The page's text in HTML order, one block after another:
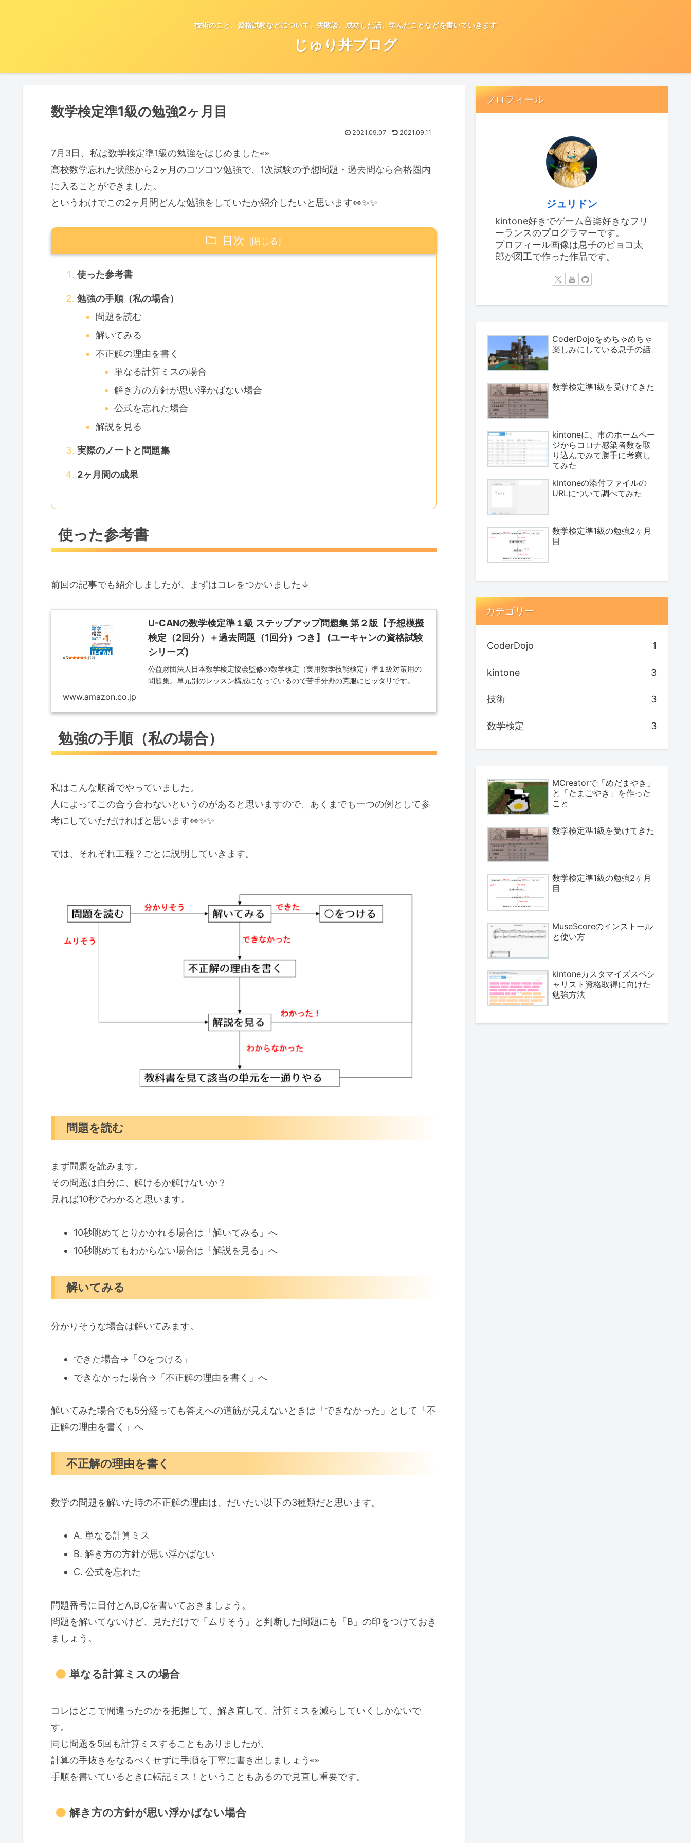
技術のこと、資格試験などについて、失敗談、成功した話、学んだことなどを書いていきます
じゅり丼ブログ
数学検定準1級の勉強2ヶ月目
2021.09.07 2021.09.11
7月3日、私は数学検定準1級の勉強をはじめました👀
高校数学忘れた状態から2ヶ月のコツコツ勉強で、1次試験の予想問題・過去問なら合格圏内
に入ることができました。
というわけでこの2ヶ月間どんな勉強をしていたか紹介したいと思います👀✨✨
目次
使った参考書
勉強の手順（私の場合）
問題を読む
解いてみる
不正解の理由を書く
単なる計算ミスの場合
解き方の方針が思い浮かばない場合
公式を忘れた場合
解説を見る
実際のノートと問題集
2ヶ月間の成果
使った参考書
前回の記事でも紹介しましたが、まずはコレをつかいました↓
U-CANの数学検定準１級 ステップアップ問題集 第２版【予想模擬
検定（2回分）＋過去問題（1回分）つき】 (ユーキャンの資格試験
シリーズ)
公益財団法人日本数学検定協会監修の数学検定（実用数学技能検定）準１級対策用の
問題集。単元別のレッスン構成になっているので苦手分野の克服にピッタリです。
www.amazon.co.jp
勉強の手順（私の場合）
私はこんな順番でやっていました。
人によってこの合う合わないというのがあると思いますので、あくまでも一つの例として参
考にしていただければと思います👀✨✨
では、それぞれ工程？ごとに説明していきます。
問題を読む
まず問題を読みます。
その問題は自分に、解けるか解けないか？
見れば10秒でわかると思います。
10秒眺めてとりかかれる場合は「解いてみる」へ
10秒眺めてもわからない場合は「解説を見る」へ
解いてみる
分かりそうな場合は解いてみます。
できた場合→「○をつける」
できなかった場合→「不正解の理由を書く」へ
解いてみた場合でも5分経っても答えへの道筋が見えないときは「できなかった」として「不
正解の理由を書く」へ
不正解の理由を書く
数学の問題を解いた時の不正解の理由は、だいたい以下の3種類だと思います。
A. 単なる計算ミス
B. 解き方の方針が思い浮かばない
C. 公式を忘れた
問題番号に日付とA,B,Cを書いておきましょう。
問題を解いてないけど、見ただけで「ムリそう」と判断した問題にも「B」の印をつけておき
ましょう。
単なる計算ミスの場合
コレはどこで間違ったのかを把握して、解き直して、計算ミスを減らしていくしかないで
す。
同じ問題を5回も計算ミスすることもありましたが、
計算の手抜きをなるべくせずに手順を丁寧に書き出しましょう👀
手順を書いているときに転記ミス！ということもあるので見直し重要です。
解き方の方針が思い浮かばない場合
プロフィール
ジュリドン
kintone好きでゲーム音楽好きなフリ
ーランスのプログラマーです。
プロフィール画像は息子のピョコ太
郎が図工で作った作品です。
CoderDojoをめちゃめちゃ
楽しみにしている息子の話
数学検定準1級を受けてきた
kintoneに、市のホームペー
ジからコロナ感染者数を取
り込んでみて勝手に考察し
てみた
kintoneの添付ファイルの
URLについて調べてみた
数学検定準1級の勉強2ヶ月
目
カテゴリー
CoderDojo 1
kintone 3
技術 3
数学検定 3
MCreatorで「めだまやき」
と「たまごやき」を作った
こと
数学検定準1級を受けてきた
数学検定準1級の勉強2ヶ月
目
MuseScoreのインストール
と使い方
kintoneカスタマイズスペシ
ャリスト資格取得に向けた
勉強方法